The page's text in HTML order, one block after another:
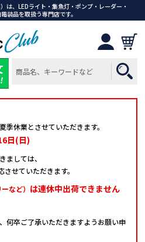
は、LEDライト・集魚灯・ポンプ・レーダー・
装品を取扱う専門店です。
季休業とさせていただきます。
日(日)
ましては、
せていただきます。
など） は連休中出荷できません
何卒ご了承いただきますようお願い申